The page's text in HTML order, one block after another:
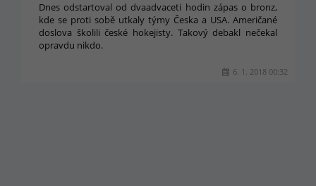
Dnes odstartoval od dvaadvaceti hodin zápas o bronz,
kde se proti sobě utkaly týmy Česka a USA. Američané
doslova školili české hokejisty. Takový debakl nečekal
opravdu nikdo.
6. 1. 2018 00:32